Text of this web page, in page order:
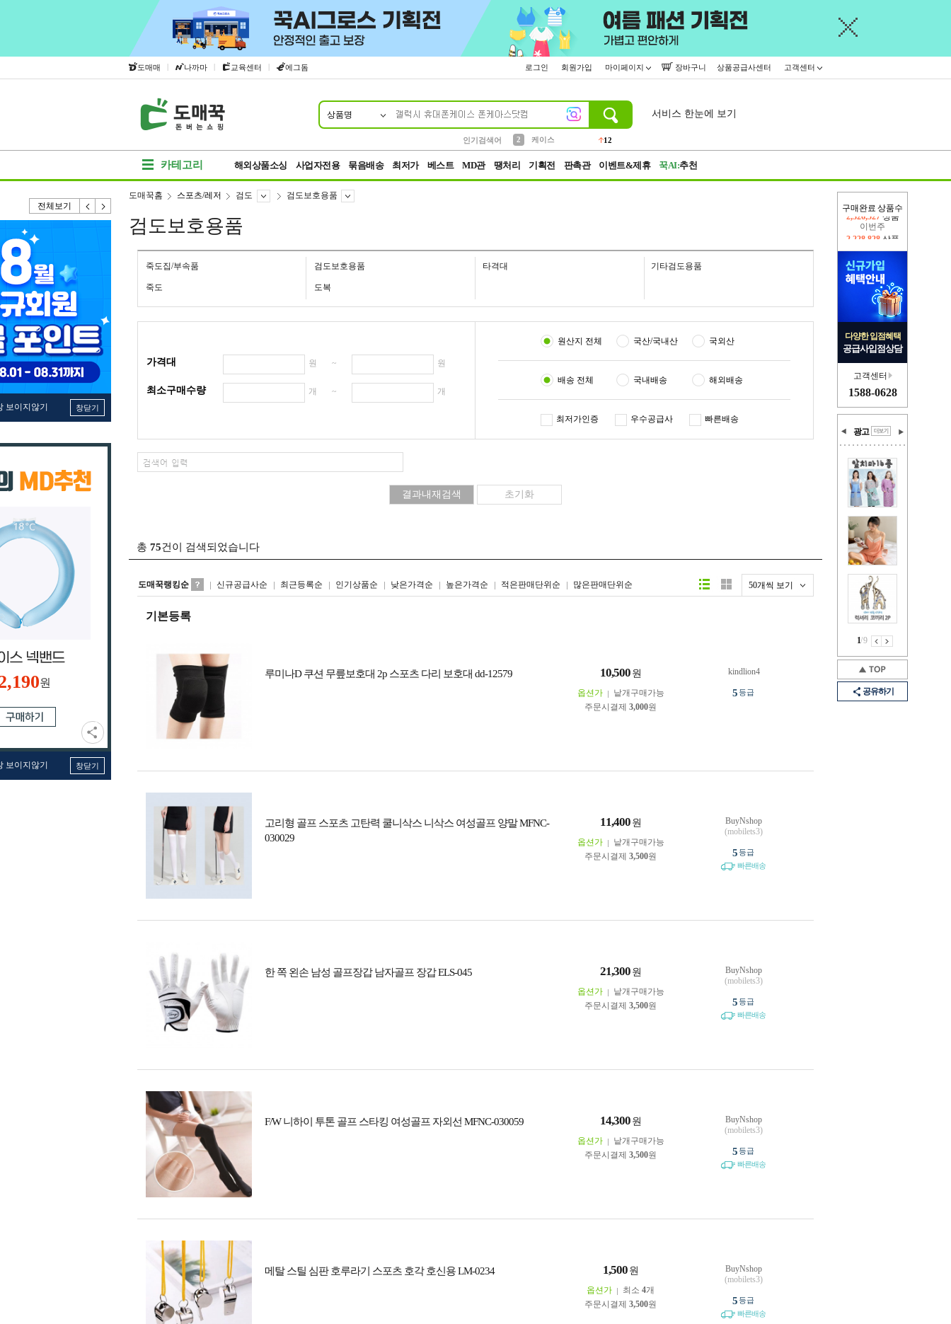
도매매 | 나까마 | 교육센터 | 에그돔 로그인 회원가입 마이페이지 장바구니 상품공급사센터 고객센터
상품명
인기검색어
2
케이스
12
서비스 한눈에 보기
카테고리 해외상품소싱 사업자전용 묶음배송 최저가 베스트 MD관 땡처리 기획전 판촉관 이벤트&제휴 꾹AI:추천
전체보기
보이지않기 창닫기
원
보이지않기 창닫기
구매완료 상품수
이번주
2,228,828 상품
다양한 입점혜택
공급사입점상담
고객센터
1588-0628
광고
1/9
공유하기
도매꾹홈 스포츠/레저 검도 검도보호용품
검도보호용품
죽도집/부속품 검도보호용품 타격대 기타검도용품
죽도 도복
가격대 원 ~ 원
최소구매수량 개 ~ 개
원산지 전체 국산/국내산 국외산
배송 전체 국내배송 해외배송
최저가인증 우수공급사 빠른배송
총 75건이 검색되었습니다
도매꾹랭킹순 신규공급사순 최근등록순 인기상품순 낮은가격순 높은가격순 적은판매단위순 많은판매단위순 50개씩 보기
리스트형갤러리형
기본등록
루미나D 쿠션 무릎보호대 2p 스포츠 다리 보호대 dd-12579 10,500 원
옵션가
낱개구매가능
주문시결제 3,000원
kindlion4
5등급
고리형 골프 스포츠 고탄력 쿨니삭스 니삭스 여성골프 양말 MFNC-
030029
11,400 원
옵션가
낱개구매가능
주문시결제 3,500원
BuyNshop
(mobilets3)
5등급
빠른배송
한 쪽 왼손 남성 골프장갑 남자골프 장갑 ELS-045 21,300 원
옵션가
낱개구매가능
주문시결제 3,500원
BuyNshop
(mobilets3)
5등급
빠른배송
F/W 니하이 투톤 골프 스타킹 여성골프 자외선 MFNC-030059 14,300 원
옵션가
낱개구매가능
주문시결제 3,500원
BuyNshop
(mobilets3)
5등급
빠른배송
메탈 스틸 심판 호루라기 스포츠 호각 호신용 LM-0234 1,500 원
옵션가 최소 4개
주문시결제 3,500원
BuyNshop
(mobilets3)
5등급
빠른배송